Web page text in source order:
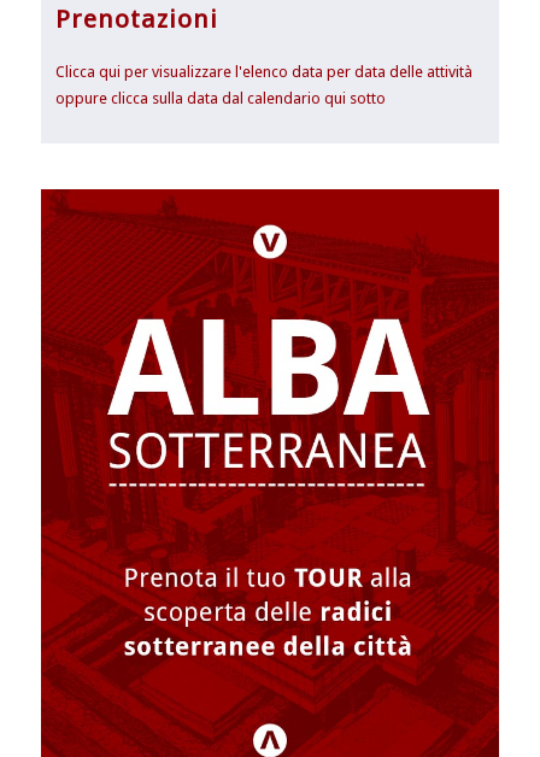
Prenotazioni
Clicca qui per visualizzare l'elenco data per data delle attività
oppure clicca sulla data dal calendario qui sotto